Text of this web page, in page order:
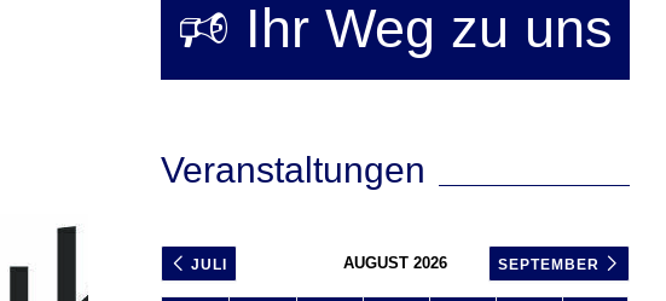
🕫 Ihr Weg zu uns
Veranstaltungen
JULI AUGUST 2026 SEPTEMBER